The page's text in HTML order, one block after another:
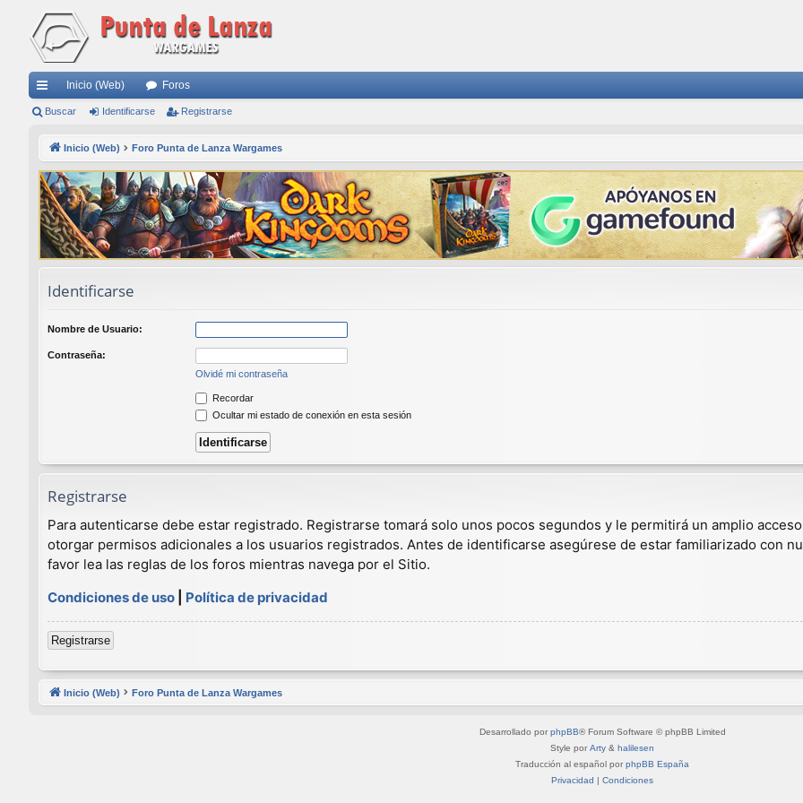
nl
rá
pi
do
Inicio (Web) Foros
Buscar Identificarse Registrarse
Inicio (Web) Foro Punta de Lanza Wargames
Identificarse
Nombre de Usuario:
Contraseña:
Olvidé mi contraseña
Recordar
Ocultar mi estado de conexión en esta sesión
Registrarse
Para autenticarse debe estar registrado. Registrarse tomará solo unos pocos segundos y le permitirá un amplio
otorgar permisos adicionales a los usuarios registrados. Antes de identificarse asegúrese de estar familiarizado con
favor lea las reglas de los foros mientras navega por el Sitio.
Condiciones de uso
Política de privacidad
Registrarse
Inicio (Web) Foro Punta de Lanza Wargames
Desarrollado por phpBB® Forum Software © phpBB Limited
Style por Arty & halilesen
Traducción al español por phpBB España
Privacidad | Condiciones